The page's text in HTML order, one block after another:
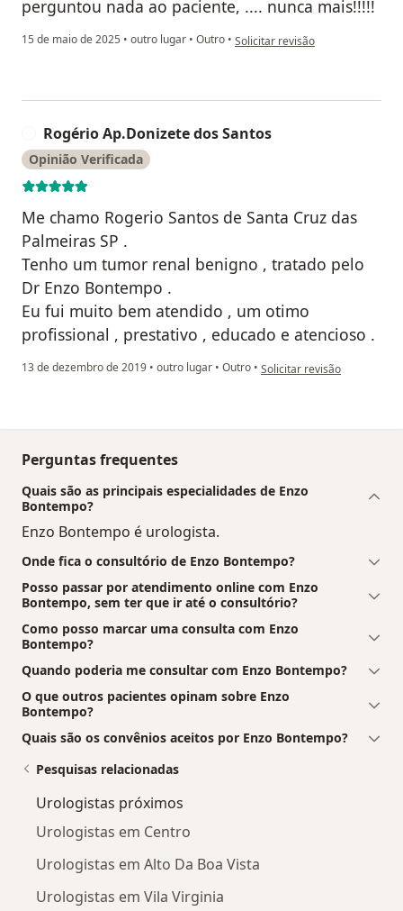
perguntou nada ao paciente, .... nunca mais!!!!!
15 de maio de 2025 • outro lugar • Outro • na opinião do utilizador C.F
Solicitar revisão
Rogério Ap.Donizete dos Santos
Opinião Verificada
Me chamo Rogerio Santos de Santa Cruz das
Palmeiras SP .
Tenho um tumor renal benigno , tratado pelo
Dr Enzo Bontempo .
Eu fui muito bem atendido , um otimo
profissional , prestativo , educado e atencioso .
13 de dezembro de 2019 • outro lugar • Outro • na opinião do utilizador
Solicitar revisão
Perguntas frequentes
Quais são as principais especialidades de Enzo
Bontempo?
Enzo Bontempo é urologista.
Onde fica o consultório de Enzo Bontempo?
Posso passar por atendimento online com Enzo
Bontempo, sem ter que ir até o consultório?
Como posso marcar uma consulta com Enzo
Bontempo?
Quando poderia me consultar com Enzo Bontempo?
O que outros pacientes opinam sobre Enzo
Bontempo?
Quais são os convênios aceitos por Enzo Bontempo?
Pesquisas relacionadas
Urologistas próximos
Urologistas em Centro
Urologistas em Alto Da Boa Vista
Urologistas em Vila Virginia